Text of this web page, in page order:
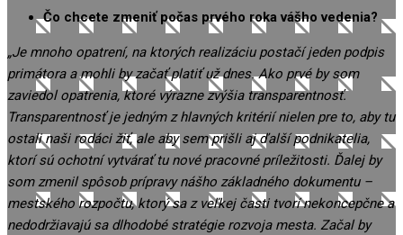
Čo chcete zmeniť počas prvého roka vášho vedenia?
„Je mnoho opatrení, na ktorých realizáciu postačí jeden podpis
primátora a mohli by začať platiť už dnes. Ako prvé by som
zaviedol opatrenia, ktoré výrazne zvýšia transparentnosť.
Transparentnosť je jedným z hlavných kritérií nielen pre to, aby tu
ostali naši rodáci žiť, ale aby sem prišli aj ďalší podnikatelia,
ktorí sú ochotní vytvárať tu nové pracovné príležitosti. Ďalej by
som zmenil spôsob prípravy nášho základného dokumentu –
mestského rozpočtu, ktorý sa z veľkej časti tvorí nekoncepčne a
nedodržiavajú sa dlhodobé stratégie rozvoja mesta. Začal by